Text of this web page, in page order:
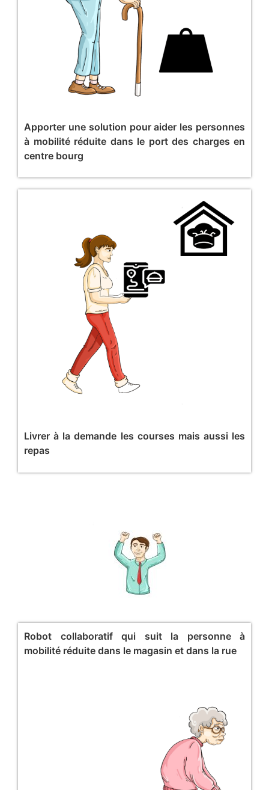
Apporter une solution pour aider les personnes
à mobilité réduite dans le port des charges en
centre bourg
Livrer à la demande les courses mais aussi les
repas
Robot collaboratif qui suit la personne à
mobilité réduite dans le magasin et dans la rue